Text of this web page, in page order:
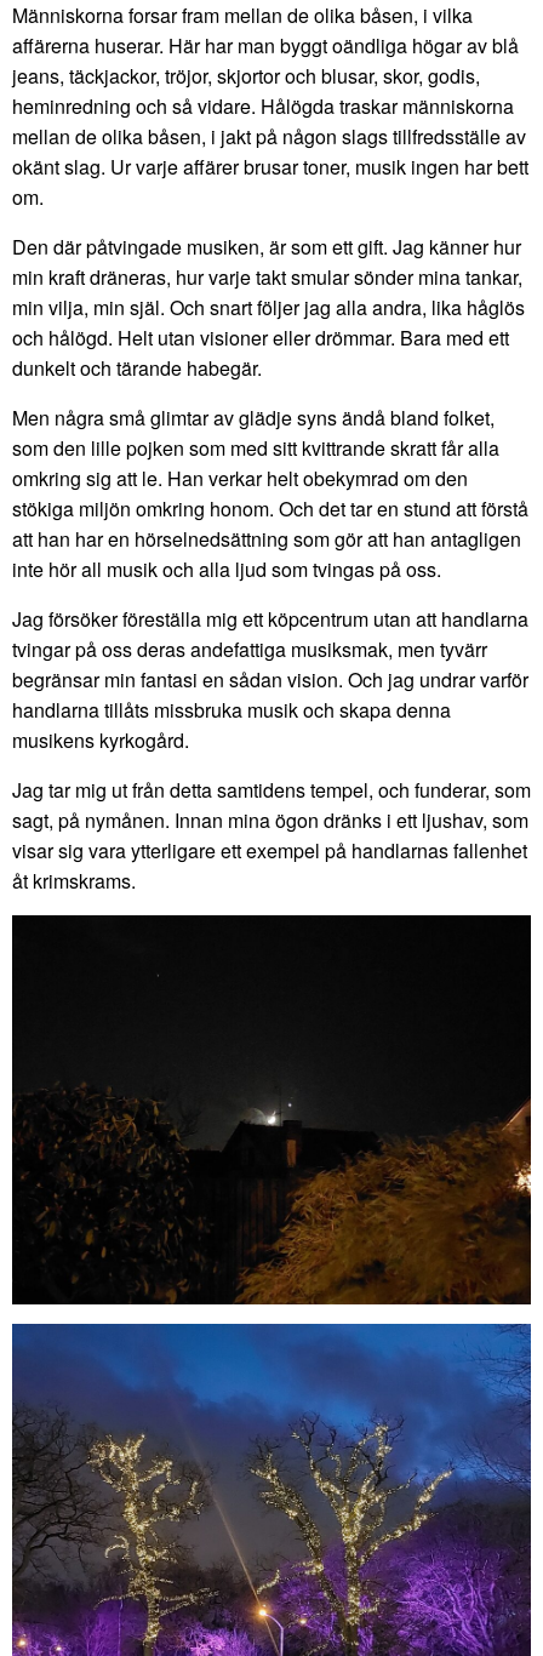
Människorna forsar fram mellan de olika båsen, i vilka
affärerna huserar. Här har man byggt oändliga högar av blå
jeans, täckjackor, tröjor, skjortor och blusar, skor, godis,
heminredning och så vidare. Hålögda traskar människorna
mellan de olika båsen, i jakt på någon slags tillfredsställe av
okänt slag. Ur varje affärer brusar toner, musik ingen har bett
om.
Den där påtvingade musiken, är som ett gift. Jag känner hur
min kraft dräneras, hur varje takt smular sönder mina tankar,
min vilja, min själ. Och snart följer jag alla andra, lika håglös
och hålögd. Helt utan visioner eller drömmar. Bara med ett
dunkelt och tärande habegär.
Men några små glimtar av glädje syns ändå bland folket,
som den lille pojken som med sitt kvittrande skratt får alla
omkring sig att le. Han verkar helt obekymrad om den
stökiga miljön omkring honom. Och det tar en stund att förstå
att han har en hörselnedsättning som gör att han antagligen
inte hör all musik och alla ljud som tvingas på oss.
Jag försöker föreställa mig ett köpcentrum utan att handlarna
tvingar på oss deras andefattiga musiksmak, men tyvärr
begränsar min fantasi en sådan vision. Och jag undrar varför
handlarna tillåts missbruka musik och skapa denna
musikens kyrkogård.
Jag tar mig ut från detta samtidens tempel, och funderar, som
sagt, på nymånen. Innan mina ögon dränks i ett ljushav, som
visar sig vara ytterligare ett exempel på handlarnas fallenhet
åt krimskrams.